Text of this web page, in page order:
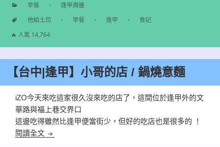
分
早餐 、 逢甲周邊
標
他給土司 、 早餐 、 逢甲 、
食記
🔥 人氣 14,764
【台中|逢甲】小哥的店 / 鍋燒意麵
iZO今天來吃這家很久沒來吃的店了，這間位於逢甲外的文
華路與福上巷交界口
這邊吃得雖然比逢甲便當街少，但好的吃店也是很多的 ！
閱讀全文 【台中|逢甲】小哥的店 / 鍋燒意麵